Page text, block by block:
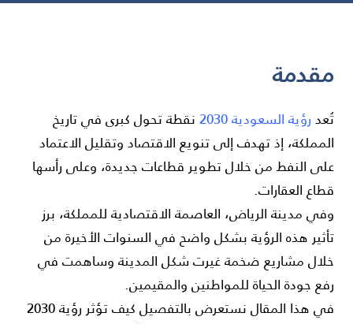
مقدمة
تُعد رؤية السعودية 2030
نقطة تحول كبرى في تاريخ
المملكة، إذ تهدف إلى تنويع الاقتصاد وتقليل الاعتماد
على النفط من خلال تطوير قطاعات جديدة، وعلى رأسها
قطاع العقارات.
وفي مدينة الرياض، العاصمة الاقتصادية للمملكة، برز
تأثير هذه الرؤية بشكل واضح في السنوات الأخيرة من
خلال مشاريع ضخمة غيرت شكل المدينة وساهمت في
رفع جودة الحياة للمواطنين والمقيمين.
في هذا المقال نستعرض بالتفصيل كيف تؤثر رؤية 2030